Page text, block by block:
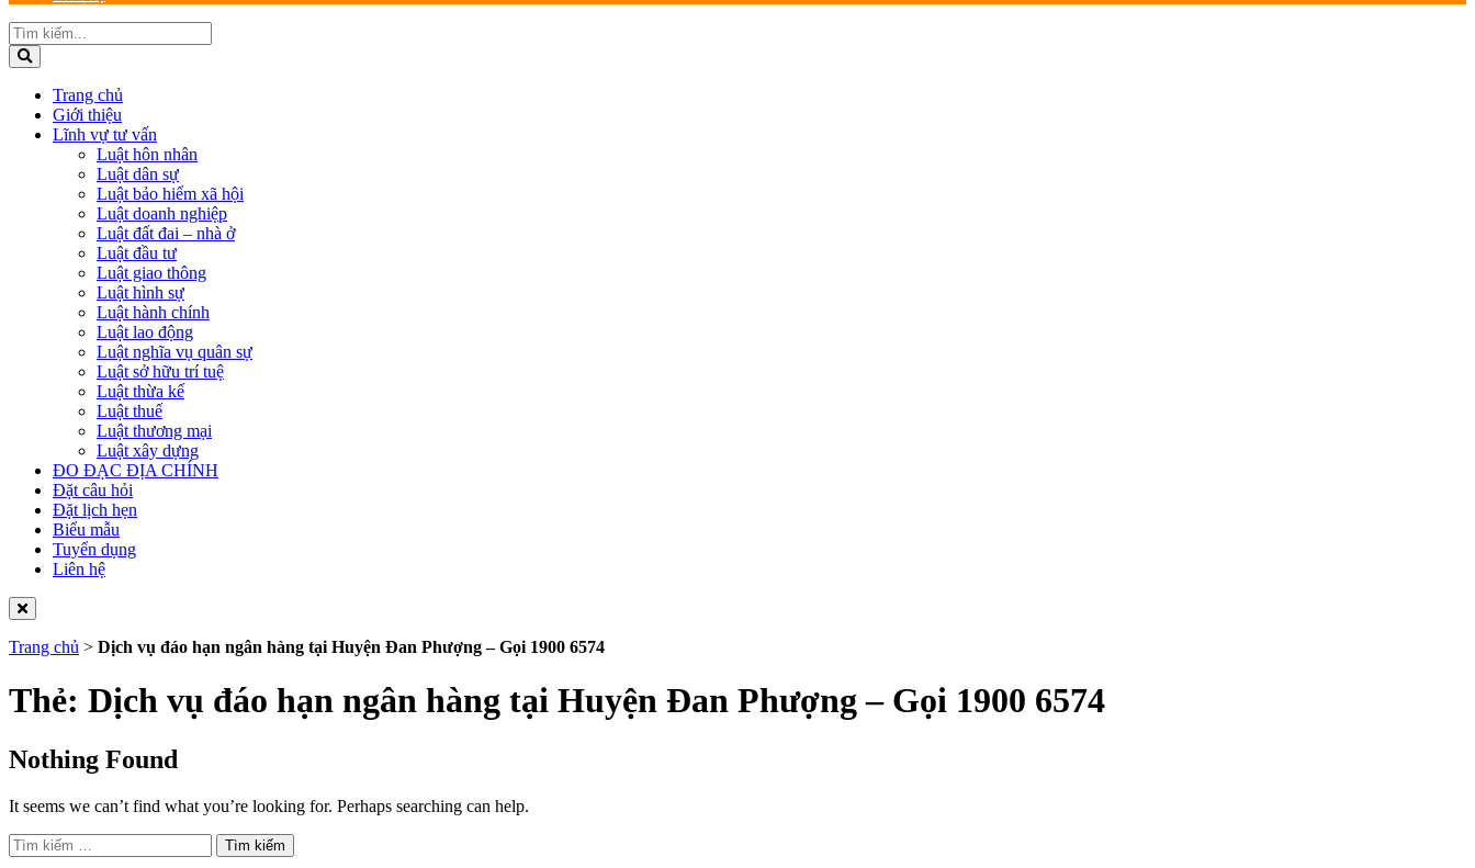
Trang chủ
Giới thiệu
Lĩnh vự tư vấn
Luật hôn nhân
Luật dân sự
Luật bảo hiểm xã hội
Luật doanh nghiệp
Luật đất đai – nhà ở
Luật đầu tư
Luật giao thông
Luật hình sự
Luật hành chính
Luật lao động
Luật nghĩa vụ quân sự
Luật sở hữu trí tuệ
Luật thừa kế
Luật thuế
Luật thương mại
Luật xây dựng
ĐO ĐẠC ĐỊA CHÍNH
Đặt câu hỏi
Đặt lịch hẹn
Biểu mẫu
Tuyển dụng
Liên hệ
Trang chủ > Dịch vụ đáo hạn ngân hàng tại Huyện Đan Phượng – Gọi 1900 6574
Thẻ: Dịch vụ đáo hạn ngân hàng tại Huyện Đan Phượng – Gọi 1900 6574
Nothing Found
It seems we can’t find what you’re looking for. Perhaps searching can help.
Tìm
kiếm